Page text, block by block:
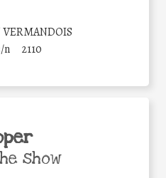
n 2110
show